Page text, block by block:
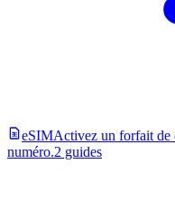
eSIMActivez un forfait de
numéro.2 guides